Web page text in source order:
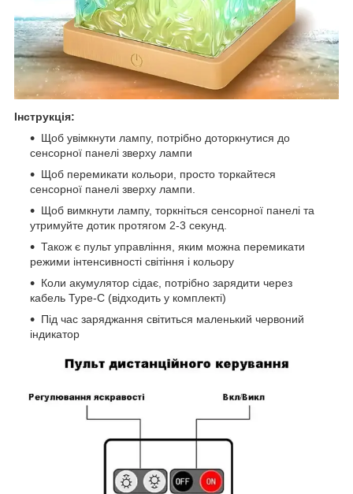
Інструкція:
Щоб увімкнути лампу, потрібно доторкнутися до
сенсорної панелі зверху лампи
Щоб перемикати кольори, просто торкайтеся
сенсорної панелі зверху лампи.
Щоб вимкнути лампу, торкніться сенсорної панелі та
утримуйте дотик протягом 2-3 секунд.
Також є пульт управління, яким можна перемикати
режими інтенсивності світіння і кольору
Коли акумулятор сідає, потрібно зарядити через
кабель Туре-C (відходить у комплекті)
Під час заряджання світиться маленький червоний
індикатор